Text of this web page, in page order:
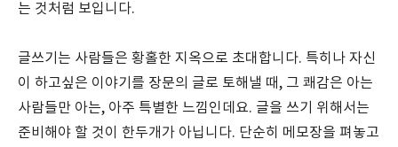
는 것처럼 보입니다.
글쓰기는 사람들은 황홀한 지옥으로 초대합니다. 특히나 자신
이 하고싶은 이야기를 장문의 글로 토해낼 때, 그 쾌감은 아는
사람들만 아는, 아주 특별한 느낌인데요. 글을 쓰기 위해서는
준비해야 할 것이 한두개가 아닙니다. 단순히 메모장을 펴놓고